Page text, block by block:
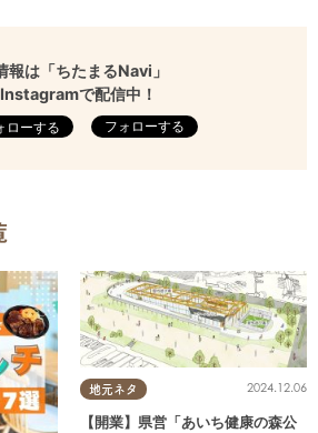
報は「ちたまるNavi」
で配信中！
フォローする
地元ネタ 2024.12.06
【開業】県営「あいち健康の森公